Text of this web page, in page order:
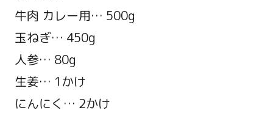
牛肉 カレー用… 500g
玉ねぎ… 450g
人参… 80g
生姜… 1かけ
にんにく… 2かけ